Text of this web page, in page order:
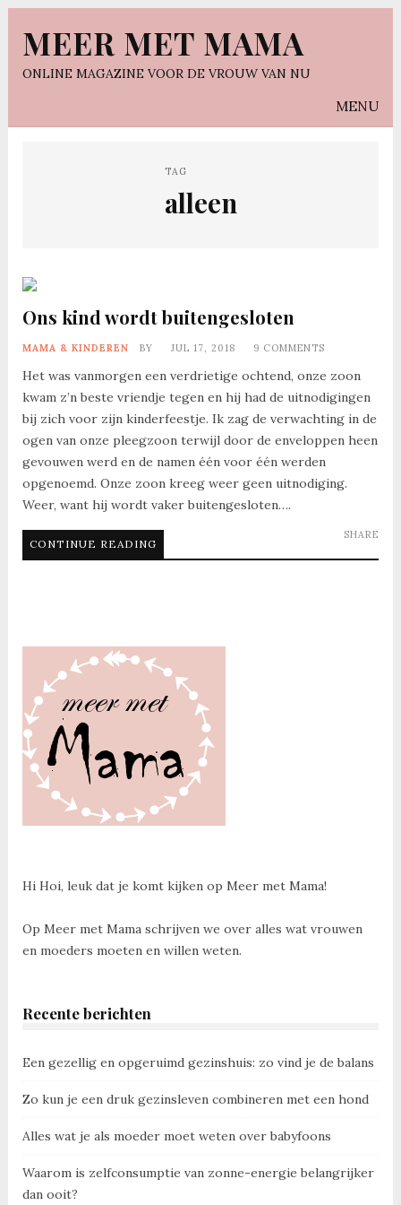
MEER MET MAMA
ONLINE MAGAZINE VOOR DE VROUW VAN NU
MENU
TAG
alleen
Ons kind wordt buitengesloten
MAMA & KINDEREN BY JUL 17, 2018 9 COMMENTS
Het was vanmorgen een verdrietige ochtend, onze zoon
kwam z’n beste vriendje tegen en hij had de uitnodigingen
bij zich voor zijn kinderfeestje. Ik zag de verwachting in de
ogen van onze pleegzoon terwijl door de enveloppen heen
gevouwen werd en de namen één voor één werden
opgenoemd. Onze zoon kreeg weer geen uitnodiging.
Weer, want hij wordt vaker buitengesloten….
CONTINUE READING
SHARE
Hi Hoi, leuk dat je komt kijken op Meer met Mama!
Op Meer met Mama schrijven we over alles wat vrouwen
en moeders moeten en willen weten.
Recente berichten
Een gezellig en opgeruimd gezinshuis: zo vind je de balans
Zo kun je een druk gezinsleven combineren met een hond
Alles wat je als moeder moet weten over babyfoons
Waarom is zelfconsumptie van zonne-energie belangrijker
dan ooit?